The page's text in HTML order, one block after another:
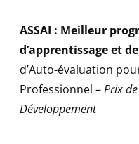
ASSAI : Meilleur
d’apprentissage et
d’Auto-évaluation
Professionnel –Prix
Développement